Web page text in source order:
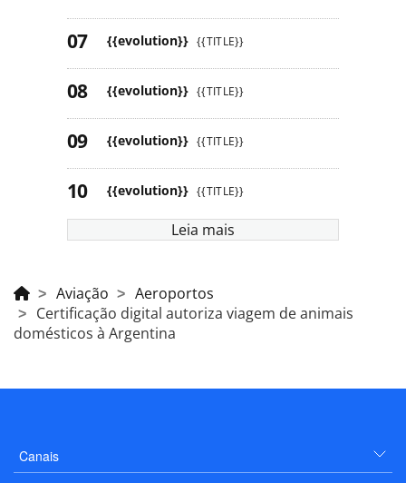
{{evolution}} {{TITLE}}
{{evolution}} {{TITLE}}
{{evolution}} {{TITLE}}
{{evolution}} {{TITLE}}
Leia mais
Aviação
Aeroportos
Certificação digital autoriza viagem de animais
domésticos à Argentina
Canais